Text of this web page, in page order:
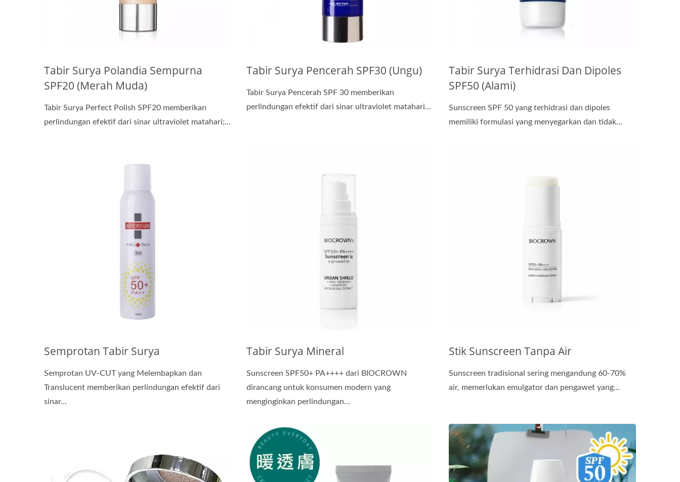
Tabir Surya Polandia Sempurna
SPF20 (Merah Muda)
Tabir Surya Perfect Polish SPF20 memberikan
perlindungan efektif dari sinar ultraviolet matahari;...
Tabir Surya Pencerah SPF30 (Ungu)
Tabir Surya Pencerah SPF 30 memberikan
perlindungan efektif dari sinar ultraviolet matahari...
Tabir Surya Terhidrasi Dan Dipoles
SPF50 (Alami)
Sunscreen SPF 50 yang terhidrasi dan dipoles
memiliki formulasi yang menyegarkan dan tidak...
Semprotan Tabir Surya
Semprotan UV-CUT yang Melembapkan dan
Translucent memberikan perlindungan efektif dari
sinar...
Tabir Surya Mineral
Sunscreen SPF50+ PA++++ dari BIOCROWN
dirancang untuk konsumen modern yang
menginginkan perlindungan...
Stik Sunscreen Tanpa Air
Sunscreen tradisional sering mengandung 60-70%
air, memerlukan emulgator dan pengawet yang...